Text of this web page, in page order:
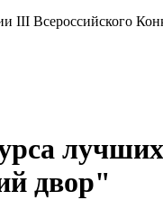
III Всероссийского
двор"